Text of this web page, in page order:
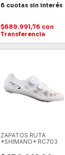
$689.991,76 con
Transferencia
ZAPATOS RUTA
*SHIMANO* RC703